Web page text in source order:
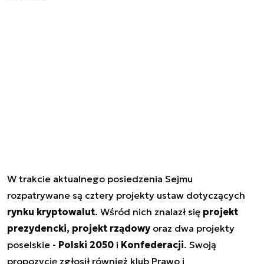
W trakcie aktualnego posiedzenia Sejmu
rozpatrywane są cztery projekty ustaw dotyczących
rynku kryptowalut. Wśród nich znalazł się projekt
prezydencki, projekt rządowyoraz dwa projekty
poselskie - Polski 2050 i Konfederacji. Swoją
propozycję zgłosił również klub Prawo i